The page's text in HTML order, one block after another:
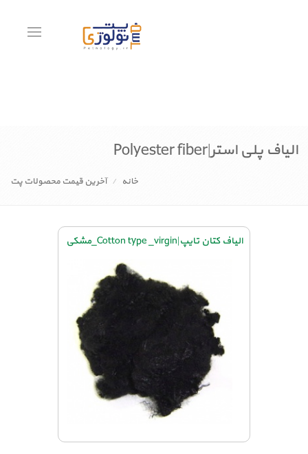
Toggle
الیاف پلی استر|Polyester fiber
خانه آخرین قیمت محصولات پت
الیاف کتان تایپ|Cotton type _virgin_مشکی